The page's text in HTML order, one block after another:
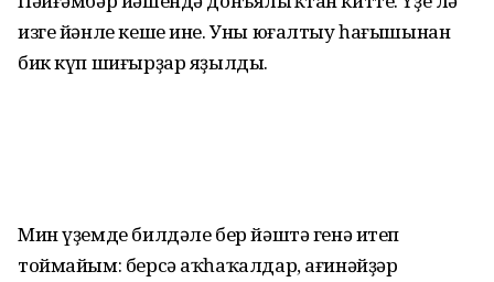
изге йәнле кеше ине. Уны юғалтыу һағышынан
бик күп шиғырҙар яҙылды.
Мин үҙемде билдәле бер йәштә генә итеп
тоймайым: берсә аҡһаҡалдар, ағинәйҙәр